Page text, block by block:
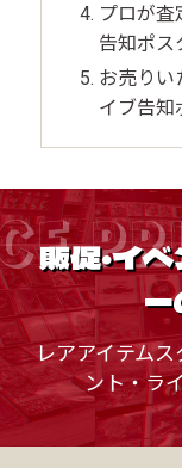
プロが査
告知ポス
お売りい
イブ告知
販促・イ
レアアイテム
ント・ラ